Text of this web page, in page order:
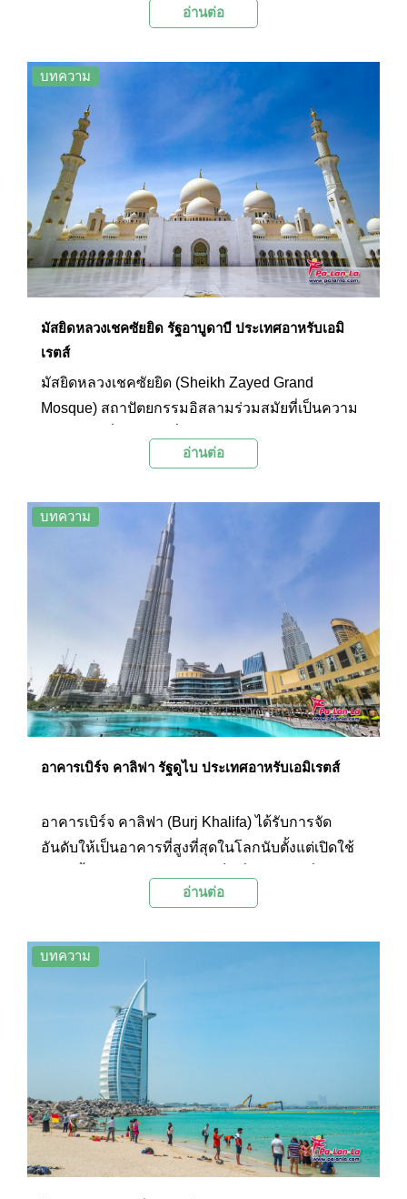
ภายในเป็นแหล่งรวมความบันเทิงระดับ 5 ดาวไว้ครบ
ภาพยนตร์ชื่อดังระดับโลกอย่าง ฟาสต์แอนด์ฟิวเรียส
7 (Fast & Furious 7) ด้วย
อ่านต่อ
บทความ
มัสยิดหลวงเชคซัยยิด รัฐอาบูดาบี ประเทศอาหรับเอมิ
เรตส์
มัสยิดหลวงเชคซัยยิด (Sheikh Zayed Grand
Mosque) สถาปัตยกรรมอิสลามร่วมสมัยที่เป็นความ
ตลอดจนผู้นับถือศาสนาอิสลาม โดยมัสยิดเชคซัยยิด
อิสลามของประเทศ และยังเปิดเป็นแหล่งเรียนรู้ทาง
วัฒนธรรมให้ผู้คนทั่วไปเข้ามาเยี่ยมชมได้ด้วย
อ่านต่อ
บทความ
อาคารเบิร์จ คาลิฟา รัฐดูไบ ประเทศอาหรับเอมิเรตส์
อาคารเบิร์จ คาลิฟา (Burj Khalifa) ได้รับการจัด
อันดับให้เป็นอาคารที่สูงที่สุดในโลกนับตั้งแต่เปิดใช้
ความสำเร็จที่สุดแห่งหนึ่งของประเทศอาหรับเอมิ
สามารถสร้างรายได้ให้กับประเทศมหาศาล
อ่านต่อ
บทความ